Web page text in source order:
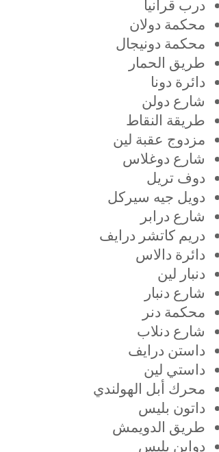
درب قرانيا
محكمة دولان
محكمة دونيجال
طريق الحمار
دائرة دونا
شارع دولن
طريقة النقاط
مزدوج عقبة لين
شارع دوغلاس
دوف تريل
دويل جيه سيركل
شارع درابر
دريم كاتشر درايف
دائرة دالاس
دنبار لين
شارع دنبار
محكمة دنر
شارع دنلاب
داستن درايف
داستي لين
محرك أبل الهولندي
داتون بليس
طريق الدويمش
دواين بليس